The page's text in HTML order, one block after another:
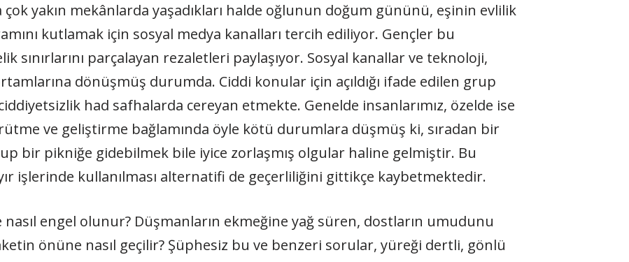
yakın mekânlarda yaşadıkları halde oğlunun doğum gününü, eşinin evlilik
kutlamak için sosyal medya kanalları tercih ediliyor. Gençler bu
sınırlarını parçalayan rezaletleri paylaşıyor. Sosyal kanallar ve teknoloji,
dönüşmüş durumda. Ciddi konular için açıldığı ifade edilen grup
had safhalarda cereyan etmekte. Genelde insanlarımız, özelde ise
ve geliştirme bağlamında öyle kötü durumlara düşmüş ki, sıradan bir
bir pikniğe gidebilmek bile iyice zorlaşmış olgular haline gelmiştir. Bu
işlerinde kullanılması alternatifi de geçerliliğini gittikçe kaybetmektedir.
engel olunur? Düşmanların ekmeğine yağ süren, dostların umudunu
önüne nasıl geçilir? Şüphesiz bu ve benzeri sorular, yüreği dertli, gönlü